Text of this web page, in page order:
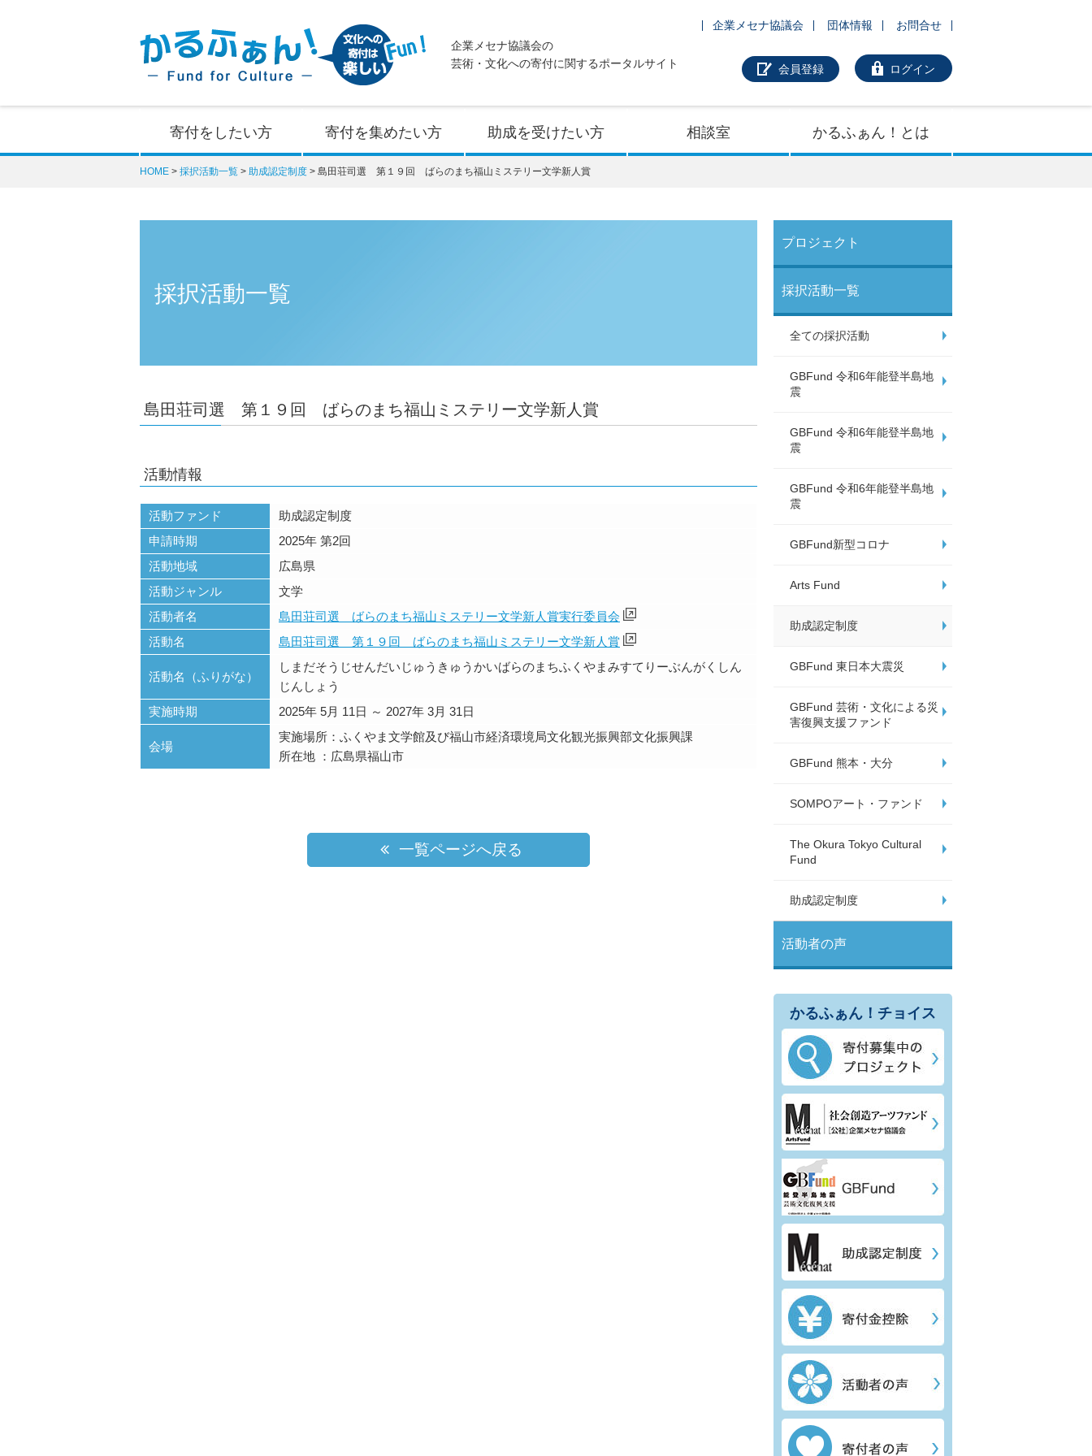
企業メセナ協議会の
芸術・文化への寄付に関するポータルサイト
企業メセナ協議会 団体情報 お問合せ
会員登録 ログイン
寄付をしたい方 寄付を集めたい方 助成を受けたい方 相談室 かるふぁん！とは
HOME 採択活動一覧 助成認定制度 島田荘司選 第１９回 ばらのまち福山ミステリー文学新人賞
プロジェクト
採択活動一覧
全ての採択活動
GBFund 令和6年能登半島地
震
GBFund 令和6年能登半島地
震
GBFund 令和6年能登半島地
震
GBFund新型コロナ
Arts Fund
助成認定制度
GBFund 東日本大震災
GBFund 芸術・文化による災
害復興支援ファンド
GBFund 熊本・大分
SOMPOアート・ファンド
The Okura Tokyo Cultural
Fund
助成認定制度
活動者の声
かるふぁん！チョイス
採択活動一覧
島田荘司選 第１９回 ばらのまち福山ミステリー文学新人賞
活動情報
活動ファンド
助成認定制度
申請時期
2025年 第2回
活動地域
広島県
活動ジャンル
文学
活動者名
島田荘司選 ばらのまち福山ミステリー文学新人賞実行委員会
活動名
島田荘司選 第１９回 ばらのまち福山ミステリー文学新人賞
活動名（ふりがな）
しまだそうじせんだいじゅうきゅうかいばらのまちふくやまみすてりーぶんがくしん
じんしょう
実施時期
2025年 5月 11日 ～ 2027年 3月 31日
会場
実施場所：ふくやま文学館及び福山市経済環境局文化観光振興部文化振興課
所在地 ：広島県福山市
一覧ページへ戻る